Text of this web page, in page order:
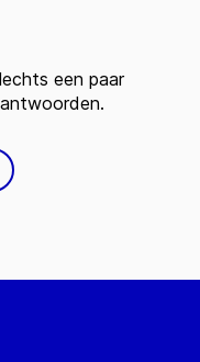
een paar